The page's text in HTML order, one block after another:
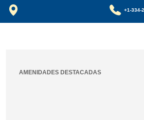
+1-334-
AMENIDADES DESTACADAS